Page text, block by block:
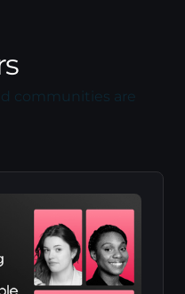
communities are